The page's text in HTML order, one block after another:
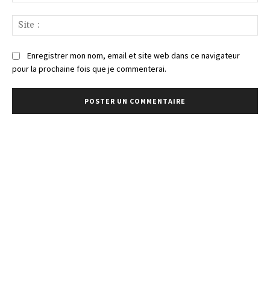
:
Enregistrer mon nom, email et site web dans ce navigateur
pour la prochaine fois que je commenterai.